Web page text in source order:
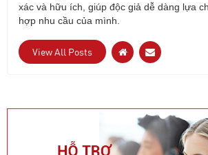
xác và hữu ích, giúp độc giả dễ dàng lựa
hợp nhu cầu của mình.
View All Posts